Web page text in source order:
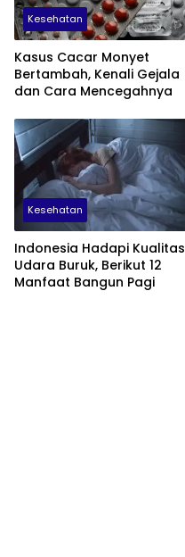
Kesehatan
Kasus Cacar Monyet
Bertambah, Kenali Gejala
dan Cara Mencegahnya
Kesehatan
Indonesia Hadapi Kualitas
Udara Buruk, Berikut 12
Manfaat Bangun Pagi